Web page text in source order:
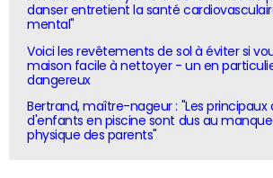
danser entretient la santé
mental"
Voici les revêtements de sol à éviter si
maison facile à nettoyer - un en
dangereux
Bertrand, maître-nageur : "Les principaux
d'enfants en piscine sont dus au
physique des parents"